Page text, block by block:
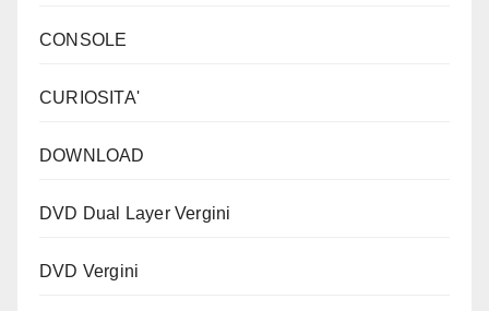
CONSOLE
CURIOSITA'
DOWNLOAD
DVD Dual Layer Vergini
DVD Vergini